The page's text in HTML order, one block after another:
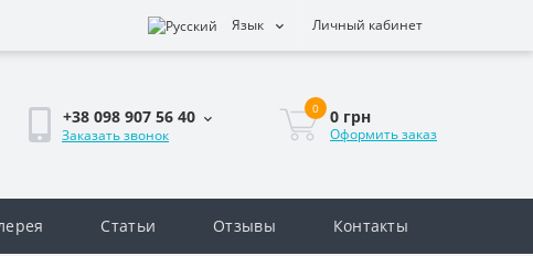
Язык Личный кабинет
+38 098 907 56 40
Заказать звонок
0 0 грн
Оформить заказ
Статьи Отзывы Контакты